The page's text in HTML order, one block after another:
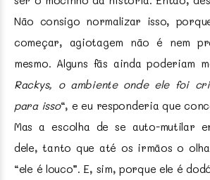
Não consigo normalizar isso,
começar, agiotagem não é nem
mesmo. Alguns fãs ainda poderiam
Rackys, o ambiente onde ele foi
para isso“, e eu responderia que
Mas a escolha de se auto-mutilar
dele, tanto que até os irmãos o
“ele é louco”. E, sim, porque ele é